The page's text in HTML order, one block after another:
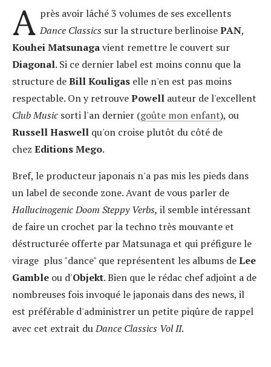
A près avoir lâché 3 volumes de ses excellents
Dance Classics sur la structure berlinoisePAN,
Kouhei Matsunagavient remettre le couvert sur
Diagonal. Si ce dernier label est moins connu que la
structure deBill Kouligas elle n'en est pas moins
respectable. On y retrouvePowell auteur de l'excellent
Club Music sorti l'an dernier (goûte mon enfant), ou
Russell Haswell qu'on croise plutôt du côté de
chez Editions Mego.
Bref, le producteur japonais n'a pas mis les pieds dans
un label de seconde zone. Avant de vous parler de
Hallucinogenic Doom Steppy Verbs, il semble intéressant
de faire un crochet par la techno très mouvante et
déstructurée offerte par Matsunaga et qui préfigure le
virage plus "dance" que représentent les albums deLee
Gamble ou d'Objekt. Bien que le rédac chef adjoint a de
nombreuses fois invoqué le japonais dans des news, il
est préférable d'administrer un petite piqûre de rappel
avec cet extrait duDance Classics Vol II.